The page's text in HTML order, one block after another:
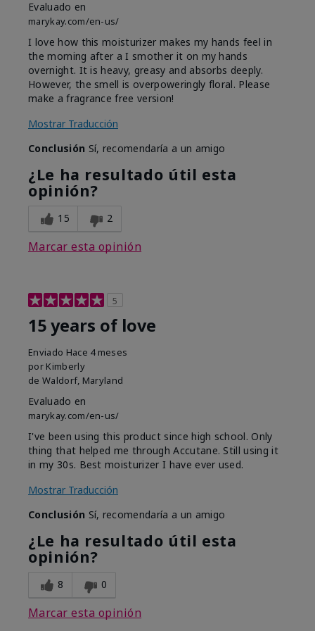
Evaluado en
marykay.com/en-us/
I love how this moisturizer makes my hands feel in
the morning after a I smother it on my hands
overnight. It is heavy, greasy and absorbs deeply.
However, the smell is overpoweringly floral. Please
make a fragrance free version!
Mostrar Traducción
Conclusión Sí, recomendaría a un amigo
¿Le ha resultado útil esta
opinión?
15 2
Marcar esta opinión
5
15 years of love
Enviado Hace 4 meses
por Kimberly
de Waldorf, Maryland
Evaluado en
marykay.com/en-us/
I've been using this product since high school. Only
thing that helped me through Accutane. Still using it
in my 30s. Best moisturizer I have ever used.
Mostrar Traducción
Conclusión Sí, recomendaría a un amigo
¿Le ha resultado útil esta
opinión?
8 0
Marcar esta opinión